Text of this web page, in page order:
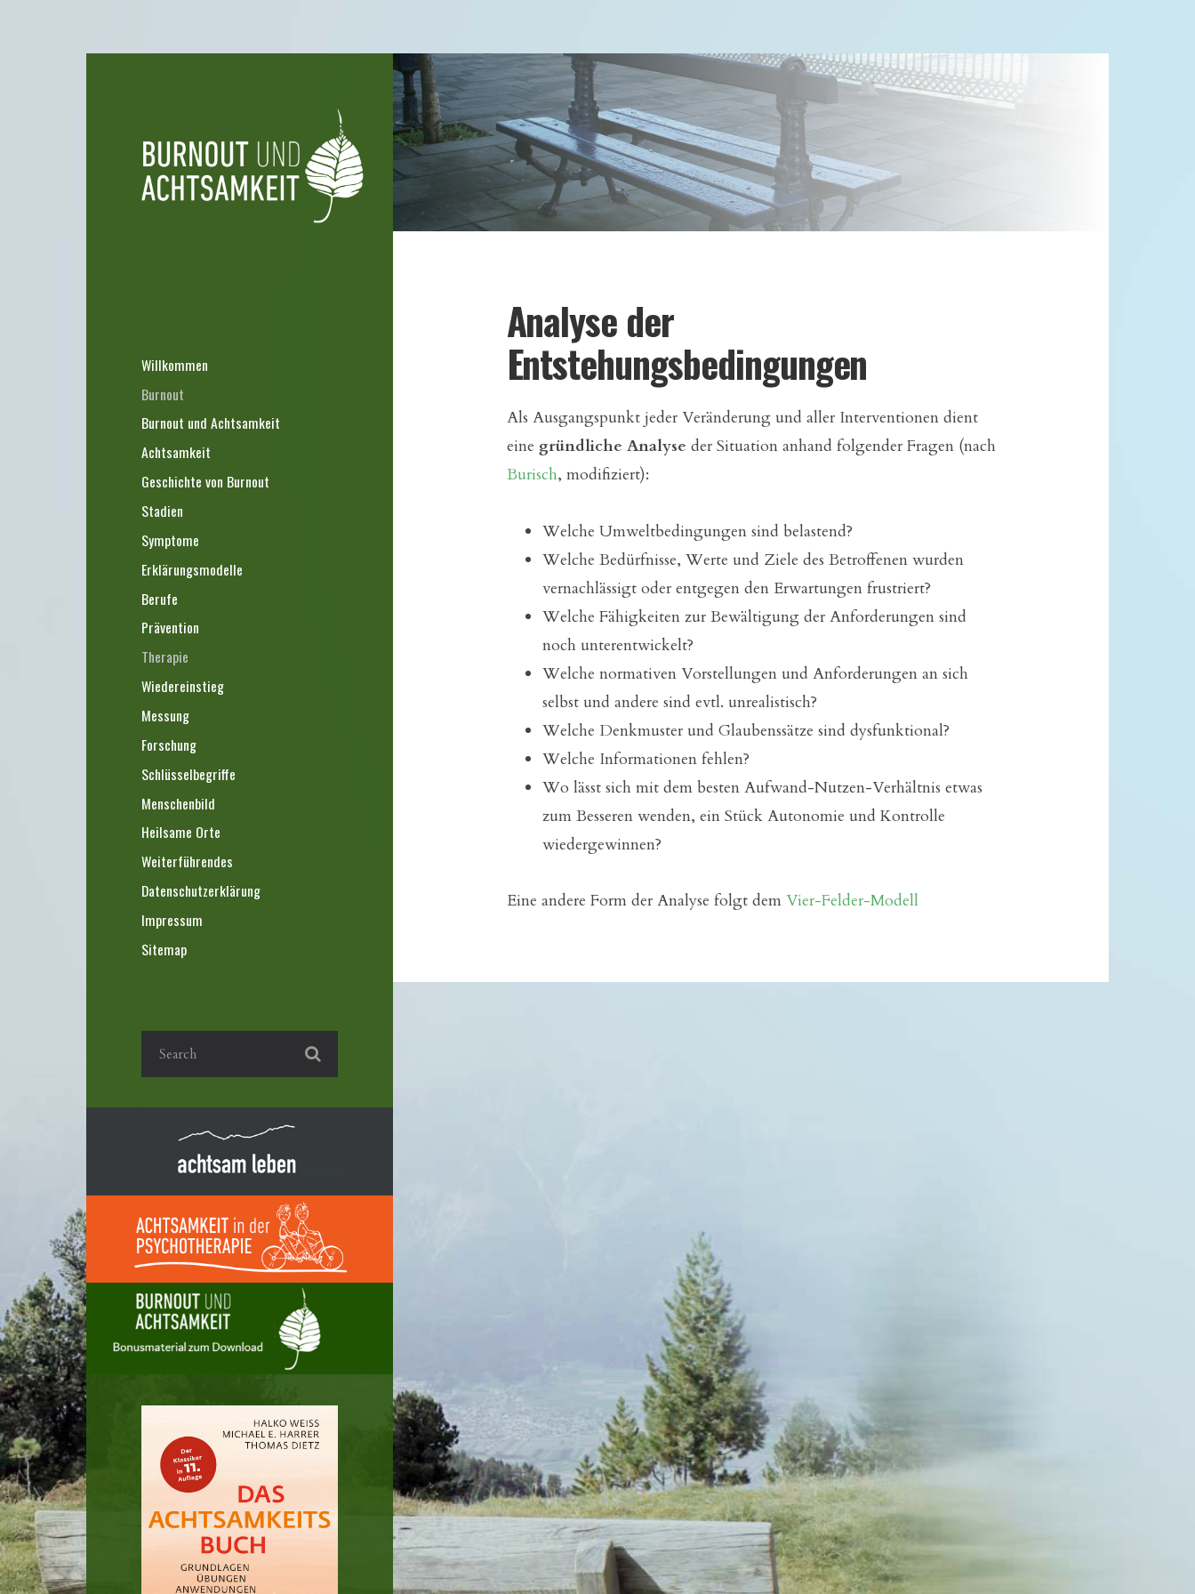
Willkommen
Burnout
Burnout und Achtsamkeit
Achtsamkeit
Geschichte von Burnout
Stadien
Symptome
Erklärungsmodelle
Berufe
Prävention
Therapie
Wiedereinstieg
Messung
Forschung
Schlüsselbegriffe
Menschenbild
Heilsame Orte
Weiterführendes
Datenschutzerklärung
Impressum
Sitemap
Analyse der
Entstehungsbedingungen
Als Ausgangspunkt jeder Veränderung und aller Interventionen dient
eine gründliche Analyse der Situation anhand folgender Fragen (nach
Burisch, modifiziert):
Welche Umweltbedingungen sind belastend?
Welche Bedürfnisse, Werte und Ziele des Betroffenen wurden
vernachlässigt oder entgegen den Erwartungen frustriert?
Welche Fähigkeiten zur Bewältigung der Anforderungen sind
noch unterentwickelt?
Welche normativen Vorstellungen und Anforderungen an sich
selbst und andere sind evtl. unrealistisch?
Welche Denkmuster und Glaubenssätze sind dysfunktional?
Welche Informationen fehlen?
Wo lässt sich mit dem besten Aufwand-Nutzen-Verhältnis etwas
zum Besseren wenden, ein Stück Autonomie und Kontrolle
wiedergewinnen?
Eine andere Form der Analyse folgt dem Vier-Felder-Modell